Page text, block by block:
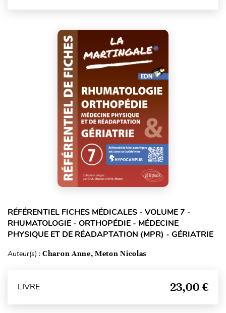
RÉFÉRENTIEL FICHES MÉDICALES - VOLUME 7 -
RHUMATOLOGIE - ORTHOPÉDIE - MÉDECINE
PHYSIQUE ET DE RÉADAPTATION (MPR) - GÉRIATRIE
Auteur(s) : Charon Anne, Meton Nicolas
LIVRE 23,00 €